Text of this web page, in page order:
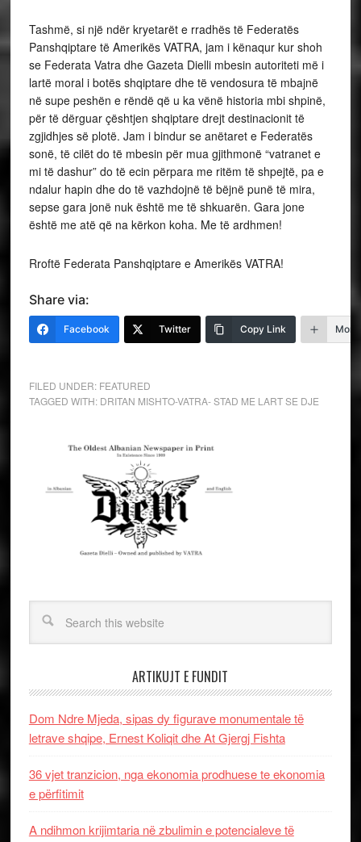
Tashmë, si një ndër kryetarët e rradhës të Federatës
Panshqiptare të Amerikës VATRA, jam i kënaqur kur shoh
se Federata Vatra dhe Gazeta Dielli mbesin autoriteti më i
lartë moral i botës shqiptare dhe të vendosura të mbajnë
në supe peshën e rëndë që u ka vënë historia mbi shpinë,
për të dërguar çështjen shqiptare drejt destinacionit të
zgjidhjes së plotë. Jam i bindur se anëtaret e Federatës
sonë, të cilët do të mbesin për mua gjithmonë “vatranet e
mi të dashur” do të ecin përpara me ritëm të shpejtë, pa e
ndalur hapin dhe do të vazhdojnë të bëjnë punë të mira,
sepse gara jonë nuk është me të shkuarën. Gara jone
është me atë që na kërkon koha. Me të ardhmen!
Rroftë Federata Panshqiptare e Amerikës VATRA!
Share via:
Facebook Twitter Copy Link More
FILED UNDER: FEATURED
TAGGED WITH: DRITAN MISHTO-VATRA- STAD ME LART SE DJE
ARTIKUJT E FUNDIT
Dom Ndre Mjeda, sipas dy figurave monumentale të
letrave shqipe, Ernest Koliqit dhe At Gjergj Fishta
36 vjet tranzicion, nga ekonomia prodhuese te ekonomia
e përfitimit
A ndihmon krijimtaria në zbulimin e potencialeve të